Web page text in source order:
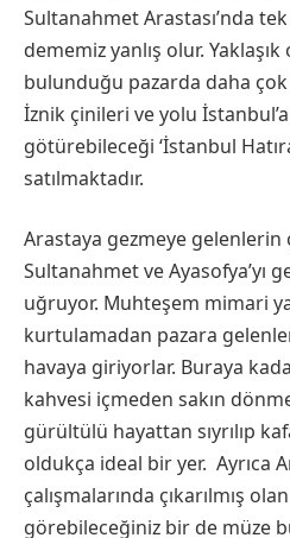
Sultanahmet Arastası’nda
dememiz yanlış olur.
bulunduğu pazarda daha
İznik çinileri ve yolu
götürebileceği ‘İstanbul
satılmaktadır.
Arastaya gezmeye
Sultanahmet ve Ayasofya’yı
uğruyor. Muhteşem mimari
kurtulamadan pazara
havaya giriyorlar. Buraya
kahvesi içmeden sakın
gürültülü hayattan sıyrılıp
oldukça ideal bir yer. Ayrıca
çalışmalarında çıkarılmış
görebileceğiniz bir de müze